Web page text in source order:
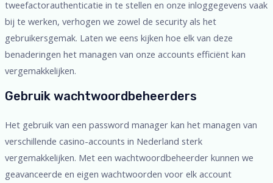
tweefactorauthenticatie in te stellen en onze inloggegevens vaak
bij te werken, verhogen we zowel de security als het
gebruikersgemak. Laten we eens kijken hoe elk van deze
benaderingen het managen van onze accounts efficiënt kan
vergemakkelijken.
Gebruik wachtwoordbeheerders
Het gebruik van een password manager kan het managen van
verschillende casino-accounts in Nederland sterk
vergemakkelijken. Met een wachtwoordbeheerder kunnen we
geavanceerde en eigen wachtwoorden voor elk account